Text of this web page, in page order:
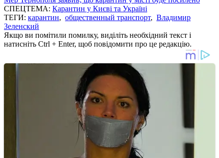
СПЕЦТЕМА: Карантин у Києві та Україні
ТЕГИ: карантин, общественный транспорт, Владимир
Зеленский
Якщо ви помітили помилку, виділіть необхідний текст і
натисніть Ctrl + Enter, щоб повідомити про це редакцію.